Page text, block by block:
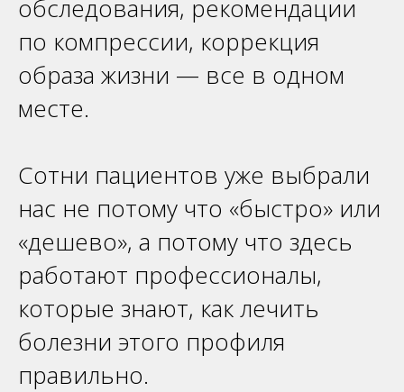
обследования, рекомендации
по компрессии, коррекция
образа жизни — все в одном
месте.
Сотни пациентов уже выбрали
нас не потому что «быстро» или
«дешево», а потому что здесь
работают профессионалы,
которые знают, как лечить
болезни этого профиля
правильно.